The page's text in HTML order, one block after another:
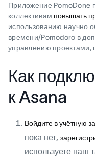
Приложение PomoDone
коллективам повышать
использованию научно
времени/Pomodoro в
управлению
Как
к Asana
Войдите в учётную
пока нет,
используете наш